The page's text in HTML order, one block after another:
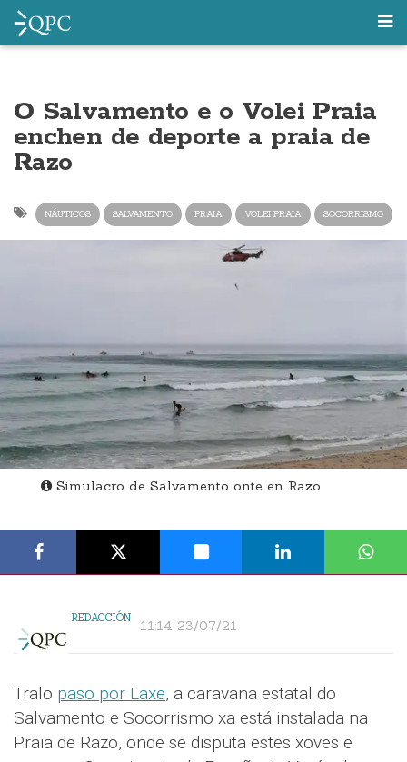
O Salvamento e o Volei Praia
enchen de deporte a praia de
Razo
NÁUTICOS SALVAMENTO PRAIA VOLEI PRAIA SOCORRISMO
Simulacro de Salvamento onte en Razo
REDACCIÓN 11:14 23/07/21
Tralo paso por Laxe, a caravana estatal do
Salvamento e Socorrismo xa está instalada na
Praia de Razo, onde se disputa estes xoves e